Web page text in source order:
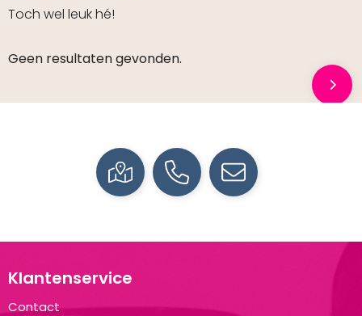
Toch wel leuk hé!
Geen resultaten gevonden.
Klantenservice
Contact